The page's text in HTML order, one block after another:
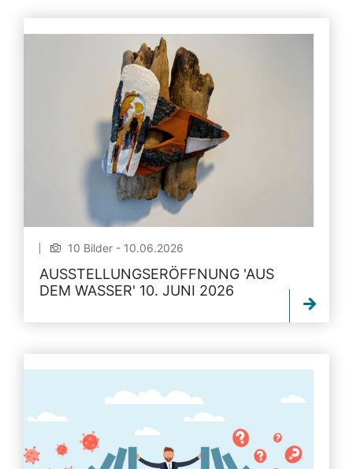
10 Bilder - 10.06.2026
AUSSTELLUNGSERÖFFNUNG 'AUS
DEM WASSER' 10. JUNI 2026